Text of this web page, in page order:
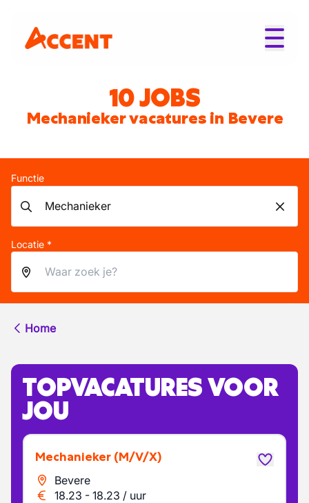
10 JOBS
Mechanieker vacatures in Bevere
Functie
Locatie *
Home
TOPVACATURES VOOR
JOU
Mechanieker (M/V/X)
Bevere
18.23 - 18.23 / uur